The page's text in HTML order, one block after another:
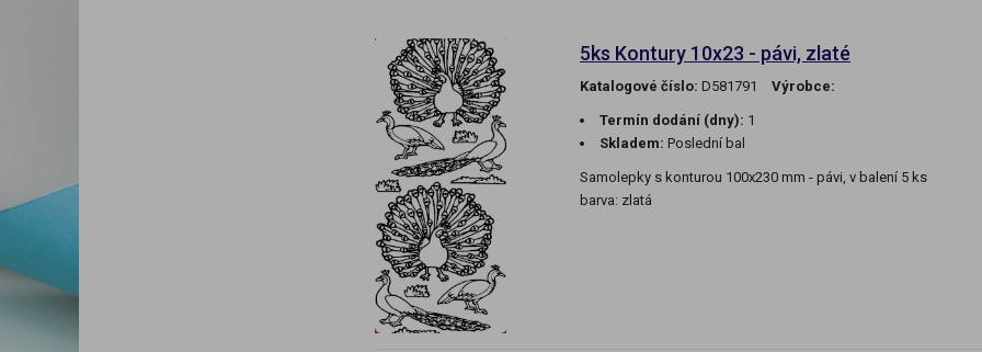
5ks Kontury 10x23 - pávi, zlaté
Katalogové číslo: D581791 Výrobce:
Termín dodání (dny): 1
Skladem: Poslední bal
Samolepky s konturou 100x230 mm - pávi, v balení 5 ks
barva: zlatá